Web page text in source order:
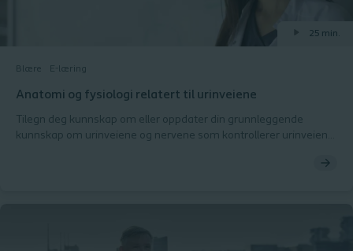
Blære E-læring
25 min.
Anatomi og fysiologi relatert til urinveiene
Tilegn deg kunnskap om eller oppdater din grunnleggende
kunnskap om urinveiene og nervene som kontrollerer urinveiene.